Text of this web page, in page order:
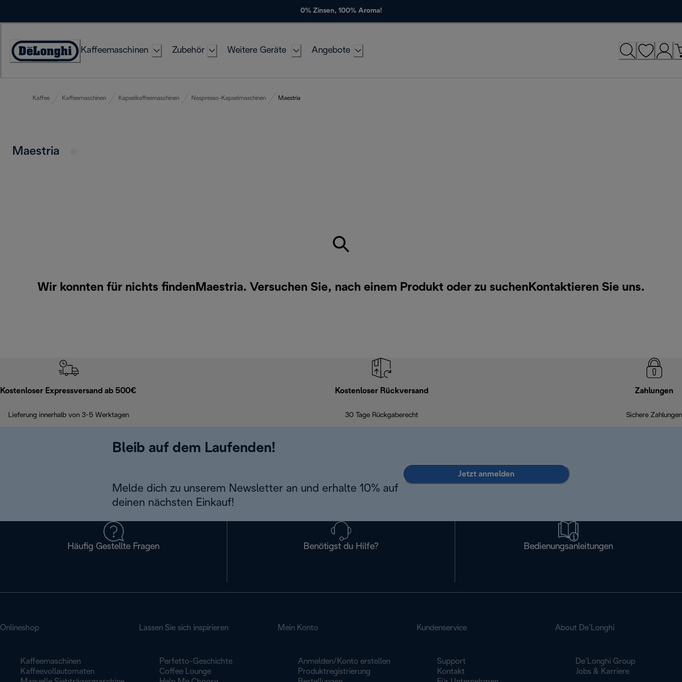
0% Zinsen, 100% Aroma!
Erklärung
Kaffeemaschinen Zubehör Weitere Geräte Angebote
Kaffee Kaffeemaschinen Kapselkaffeemaschinen Nespresso-Kapselmaschinen Maestria
Maestria
Wir konnten für nichts findenMaestria. Versuchen Sie, nach einem Produkt oder zu suchen Kontaktieren Sie uns.
Kostenloser Expressversand ab 500€
Lieferung innerhalb von 3-5 Werktagen
Kostenloser Rückversand
30 Tage Rückgaberecht
Zahlungen
Sichere Zahlungen
Bleib auf dem Laufenden!
Melde dich zu unserem Newsletter an und erhalte 10% auf
deinen nächsten Einkauf!
Jetzt anmelden
Häufig Gestellte Fragen Benötigst du Hilfe? Bedienungsanleitungen
Onlineshop
Kaffeemaschinen
Kaffeevollautomaten
Lassen Sie sich inspirieren
Perfetto-Geschichte
Coffee Lounge
Mein Konto
Anmelden/Konto erstellen
Produktregistrierung
Kundenservice
Support
Kontakt
About De’Longhi
De’Longhi Group
Jobs & Karriere